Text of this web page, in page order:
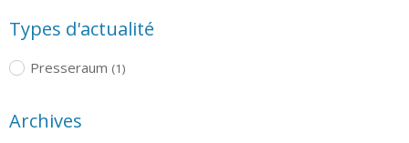
Types d'actualité
Presseraum (1)
Archives